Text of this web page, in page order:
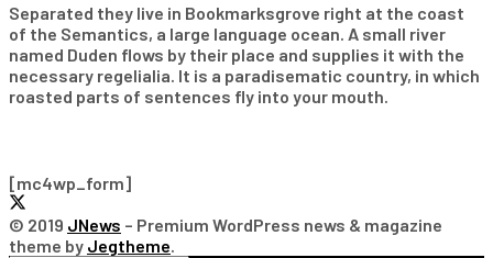
Separated they live in Bookmarksgrove right at the coast
of the Semantics, a large language ocean. A small river
named Duden flows by their place and supplies it with the
necessary regelialia. It is a paradisematic country, in which
roasted parts of sentences fly into your mouth.
[mc4wp_form]
© 2019 JNews – Premium WordPress news & magazine
theme by Jegtheme.